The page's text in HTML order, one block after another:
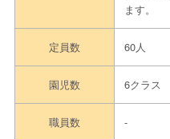
ます。
定員数 60人
園児数 6クラス
職員数 -